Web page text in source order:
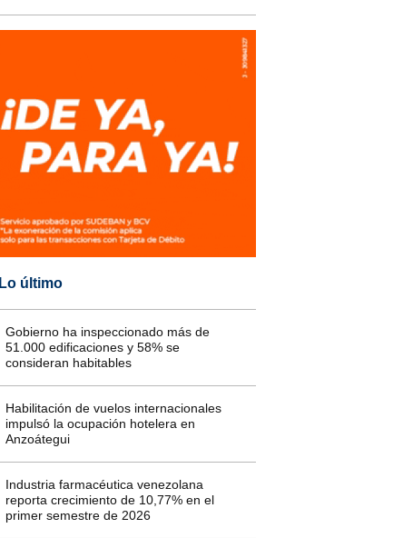
Lo último
Gobierno ha inspeccionado más de
51.000 edificaciones y 58% se
consideran habitables
Habilitación de vuelos internacionales
impulsó la ocupación hotelera en
Anzoátegui
Industria farmacéutica venezolana
reporta crecimiento de 10,77% en el
primer semestre de 2026